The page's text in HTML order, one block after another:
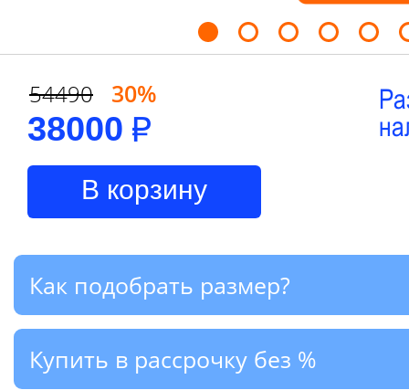
54490 30%
38000
В корзину
Как подобрать размер?
Купить в рассрочку без %